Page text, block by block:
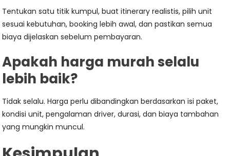
Tentukan satu titik kumpul, buat itinerary realistis, pilih unit
sesuai kebutuhan, booking lebih awal, dan pastikan semua
biaya dijelaskan sebelum pembayaran.
Apakah harga murah selalu
lebih baik?
Tidak selalu. Harga perlu dibandingkan berdasarkan isi paket,
kondisi unit, pengalaman driver, durasi, dan biaya tambahan
yang mungkin muncul.